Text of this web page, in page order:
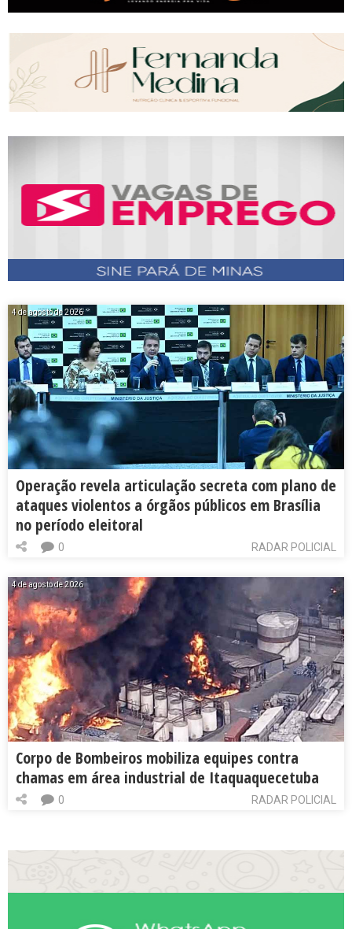
4 de agosto de 2026
Operação revela articulação secreta com plano de
ataques violentos a órgãos públicos em Brasília
no período eleitoral
RADAR POLICIAL
0
4 de agosto de 2026
Corpo de Bombeiros mobiliza equipes contra
chamas em área industrial de Itaquaquecetuba
RADAR POLICIAL
0